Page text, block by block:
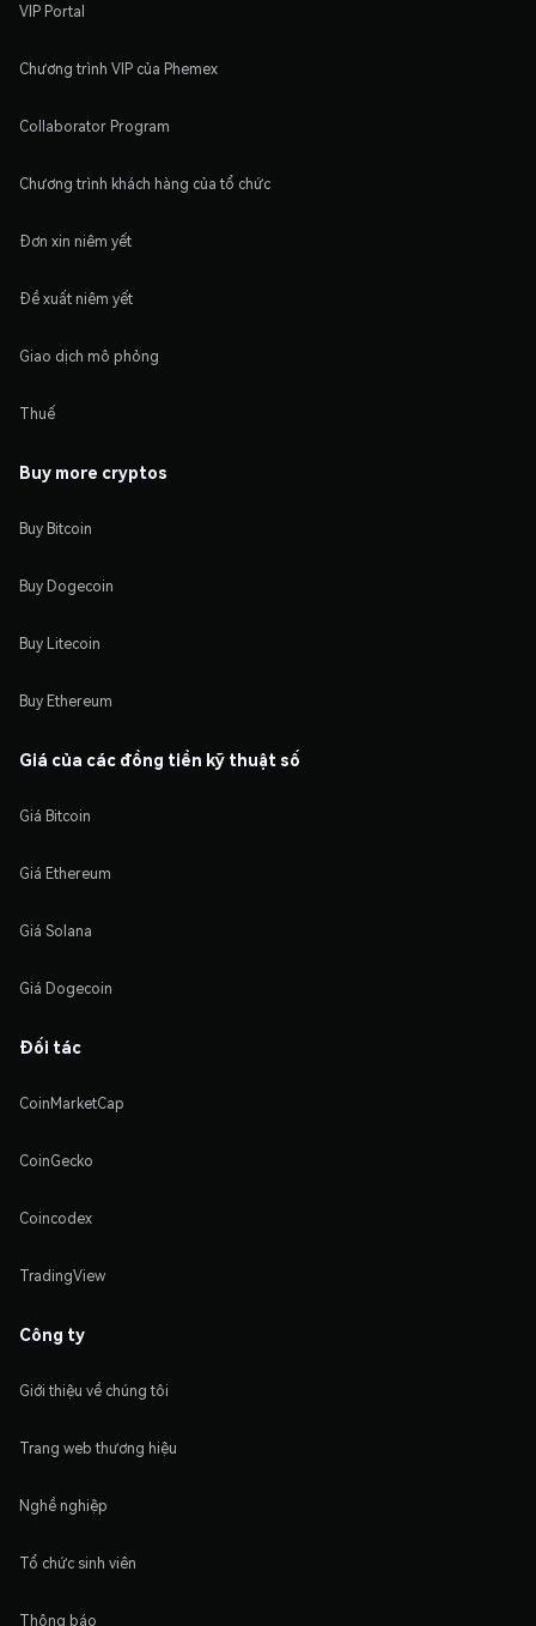
VIP Portal
Chương trình VIP của Phemex
Collaborator Program
Chương trình khách hàng của tổ chức
Đơn xin niêm yết
Đề xuất niêm yết
Giao dịch mô phỏng
Thuế
Buy more cryptos
Buy Bitcoin
Buy Dogecoin
Buy Litecoin
Buy Ethereum
Giá của các đồng tiền kỹ thuật số
Giá Bitcoin
Giá Ethereum
Giá Solana
Giá Dogecoin
Đối tác
CoinMarketCap
CoinGecko
Coincodex
TradingView
Công ty
Giới thiệu về chúng tôi
Trang web thương hiệu
Nghề nghiệp
Tổ chức sinh viên
Thông báo